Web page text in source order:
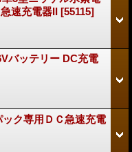
速充電器II [55115]
バッテリー DC充電
ク専用ＤＣ急速充電